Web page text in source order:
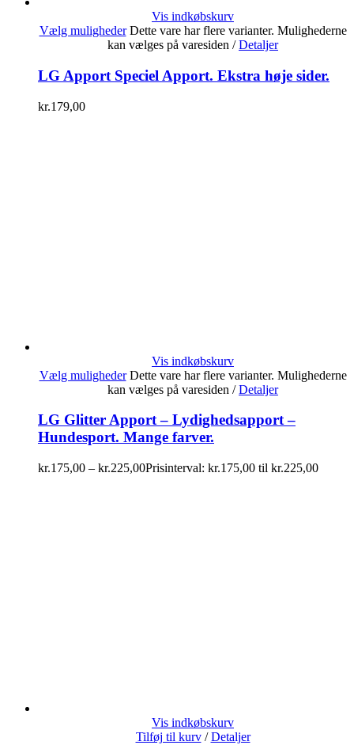
Vis indkøbskurv
Vælg muligheder Dette vare har flere varianter. Mulighederne
kan vælges på varesiden / Detaljer
LG Apport Speciel Apport. Ekstra høje sider.
kr.179,00
Vis indkøbskurv
Vælg muligheder Dette vare har flere varianter. Mulighederne
kan vælges på varesiden / Detaljer
LG Glitter Apport – Lydighedsapport –
Hundesport. Mange farver.
kr.175,00 – kr.225,00Prisinterval: kr.175,00 til kr.225,00
Vis indkøbskurv
Tilføj til kurv / Detaljer